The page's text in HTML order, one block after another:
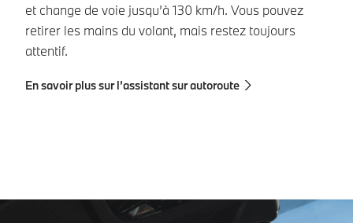
et change de voie jusqu’à 130 km/h. Vous pouvez
retirer les mains du volant, mais restez toujours
attentif.
En savoir plus sur l’assistant sur autoroute